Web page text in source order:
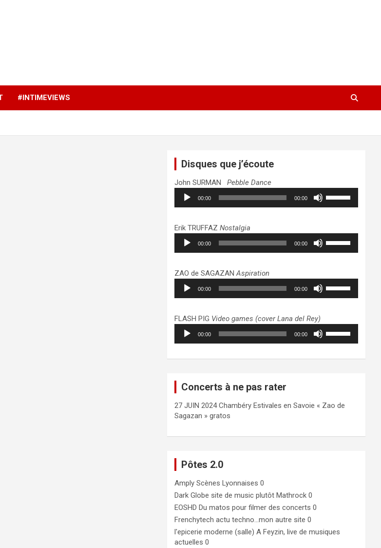
#INTIMEVIEWS
Disques que j’écoute
John SURMANPebble Dance
Lecteur
audio
00:00 00:00
pour
augmenter
ou
volume.
Erik TRUFFAZNostalgia
Lecteur
audio
00:00 00:00
pour
augmenter
ou
volume.
ZAO de SAGAZANAspiration
Lecteur
audio
00:00 00:00
pour
augmenter
ou
FLASH PIG Video games (cover Lana del Rey)
Lecteur
audio
00:00 00:00
haut/bas
le
Concerts à ne pas rater
27 JUIN 2024 Chambéry Estivales en Savoie « Zao de
Sagazan » gratos
Pôtes 2.0
Amply Scènes Lyonnaises 0
Dark Globe site de music plutôt Mathrock 0
EOSHD Du matos pour filmer des concerts 0
Frenchytech actu techno…mon autre site 0
l'epicerie moderne (salle) A Feyzin, live de musiques
actuelles 0